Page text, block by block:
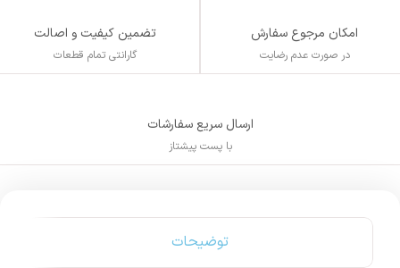
امکان مرجوع سفارش
در صورت عدم رضایت
تضمین کیفیت و اصالت
گارانتی تمام قطعات
ارسال سریع سفارشات
با پست پیشتاز
توضیحات